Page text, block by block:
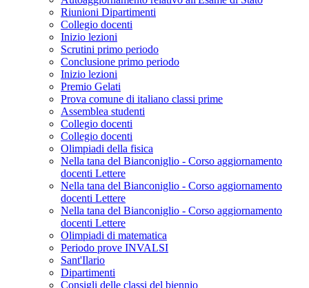
Riunioni Dipartimenti
Collegio docenti
Inizio lezioni
Scrutini primo periodo
Conclusione primo periodo
Inizio lezioni
Premio Gelati
Prova comune di italiano classi prime
Assemblea studenti
Collegio docenti
Collegio docenti
Olimpiadi della fisica
Nella tana del Bianconiglio - Corso aggiornamento
docenti Lettere
Nella tana del Bianconiglio - Corso aggiornamento
docenti Lettere
Nella tana del Bianconiglio - Corso aggiornamento
docenti Lettere
Olimpiadi di matematica
Periodo prove INVALSI
Sant'Ilario
Dipartimenti
Consigli delle classi del biennio